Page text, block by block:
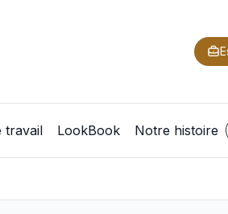
travail LookBook Notre histoire